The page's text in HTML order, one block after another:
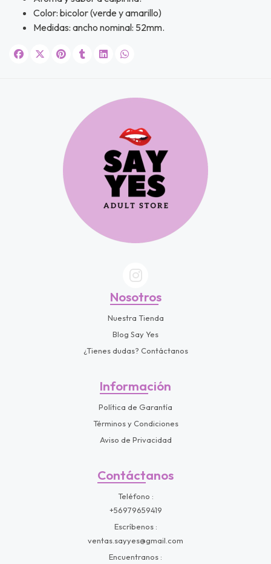
Color: bicolor (verde y amarillo)
Medidas: ancho nominal: 52mm.
Nosotros
Nuestra Tienda
Blog Say Yes
¿Tienes dudas? Contáctanos
Información
Política de Garantía
Términos y Condiciones
Aviso de Privacidad
Contáctanos
Teléfono
+56979659419
Escríbenos
ventas.sayyes@gmail.com
Encuentranos